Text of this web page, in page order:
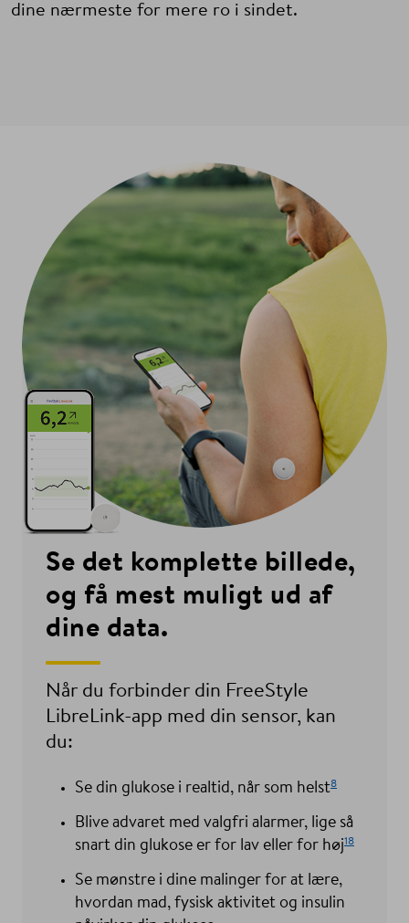
dine nærmeste for mere ro i sindet.
Se det komplette billede,
og få mest muligt ud af
dine data.
Når du forbinder din FreeStyle
LibreLink-app med din sensor, kan
du:
Se din glukose i realtid, når som helst8
Blive advaret med valgfri alarmer, lige så
snart din glukose er for lav eller for høj18
Se mønstre i dine malinger for at lære,
hvordan mad, fysisk aktivitet og insulin